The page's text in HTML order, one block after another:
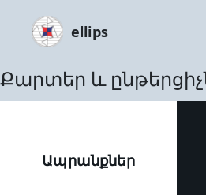
ellips
Քարտեր և
Ապրանքներ